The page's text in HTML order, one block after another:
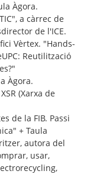
Àgora.
a càrrec de
de l'ICE.
Vèrtex. "Hands-
Reutilització
Àgora.
(Xarxa de
de la FIB. Passi
+ Taula
autora del
usar,